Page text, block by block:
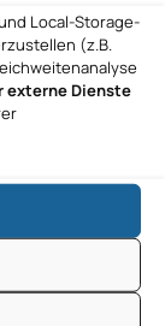
Local-Storage-
(z.B.
externe Dienste
Paus